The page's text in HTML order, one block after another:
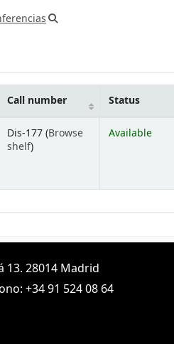
Call number Status
Dis-177 (Browse
shelf(Opens below)
)
Available
13. 28014 Madrid
+34 91 524 08 64